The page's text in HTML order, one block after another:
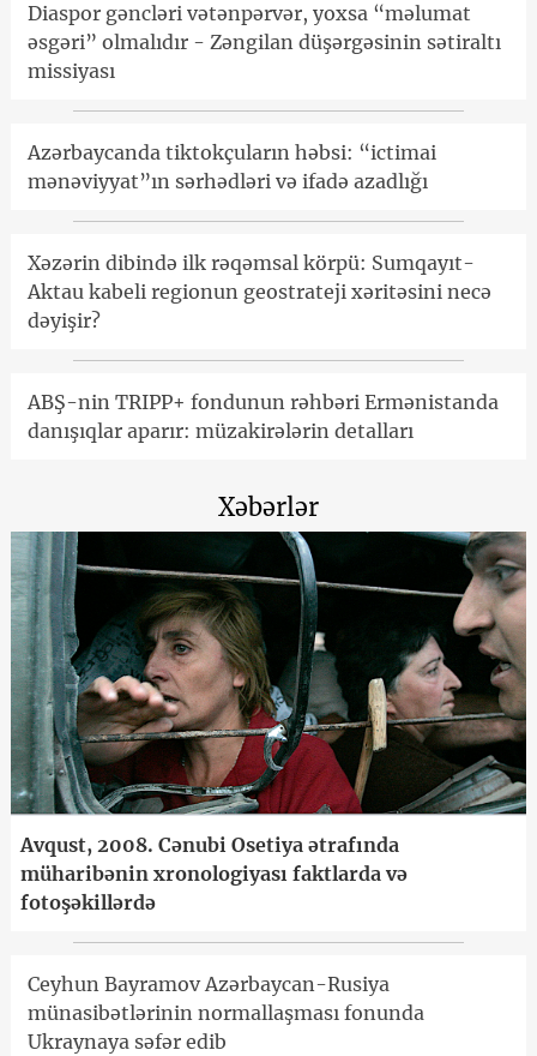
Diaspor gəncləri vətənpərvər, yoxsa “məlumat
əsgəri” olmalıdır - Zəngilan düşərgəsinin sətiraltı
missiyası
Azərbaycanda tiktokçuların həbsi: “ictimai
mənəviyyat”ın sərhədləri və ifadə azadlığı
Xəzərin dibində ilk rəqəmsal körpü: Sumqayıt-
Aktau kabeli regionun geostrateji xəritəsini necə
dəyişir?
ABŞ-nin TRIPP+ fondunun rəhbəri Ermənistanda
danışıqlar aparır: müzakirələrin detalları
Xəbərlər
Avqust, 2008. Cənubi Osetiya ətrafında
müharibənin xronologiyası faktlarda və
fotoşəkillərdə
Ceyhun Bayramov Azərbaycan-Rusiya
münasibətlərinin normallaşması fonunda
Ukraynaya səfər edib